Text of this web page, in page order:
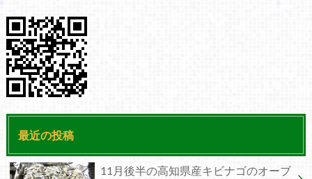
最近の投稿
11月後半の高知県産キビナゴのオーブ